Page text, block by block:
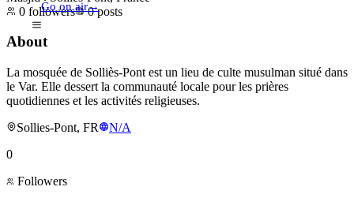
Go on air→
0 followers 0 posts
About
La mosquée de Solliès-Pont est un lieu de culte musulman situé dans
le Var. Elle dessert la communauté locale pour les prières
quotidiennes et les activités religieuses.
Sollies-Pont, FR
N/A
0
Followers